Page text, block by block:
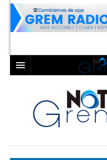
LAGUNA
TORREÓN
GÓMEZ PALACIO
COAHUILA
DURANGO